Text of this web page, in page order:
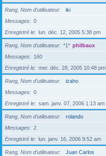
Rang, Nom d’utilisateur
iki
Messages
0
Enregistré le
lun. déc. 12, 2005 5:38 pm
Rang, Nom d’utilisateur *1* philbaux
Messages
160
Enregistré le
mer. déc. 28, 2005 10:48 pm
Rang, Nom d’utilisateur
izaho
Messages
0
Enregistré le
sam. janv. 07, 2006 1:13 am
Rang, Nom d’utilisateur
rolando
Messages
2
Enregistré le
lun. janv. 16, 2006 9:52 am
Rang, Nom d’utilisateur
Juan Carlos